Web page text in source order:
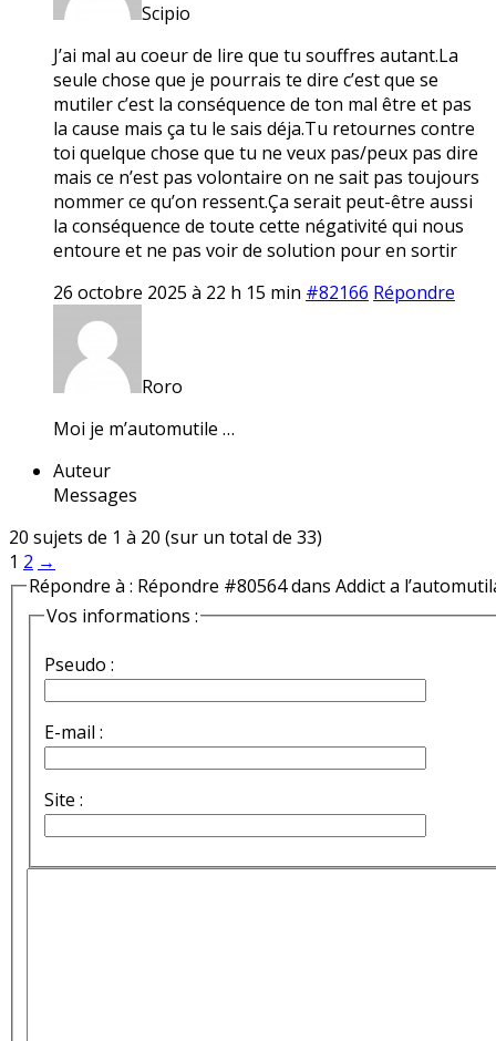
Scipio
J’ai mal au coeur de lire que tu souffres autant.La
seule chose que je pourrais te dire c’est que se
mutiler c’est la conséquence de ton mal être et pas
la cause mais ça tu le sais déja.Tu retournes contre
toi quelque chose que tu ne veux pas/peux pas dire
mais ce n’est pas volontaire on ne sait pas toujours
nommer ce qu’on ressent.Ça serait peut-être aussi
la conséquence de toute cette négativité qui nous
entoure et ne pas voir de solution pour en sortir
26 octobre 2025 à 22 h 15 min #82166 Répondre
Roro
Moi je m’automutile …
Auteur
Messages
20 sujets de 1 à 20 (sur un total de 33)
1 2 →
Répondre à : Répondre #80564 dans Addict a
Vos informations :
Pseudo :
E-mail :
Site :